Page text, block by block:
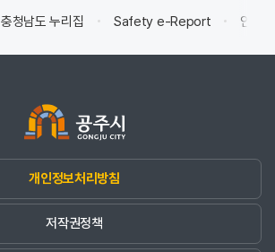
충청남도 누리집 Safety e-Report 안전
개인정보처리방침
저작권정책